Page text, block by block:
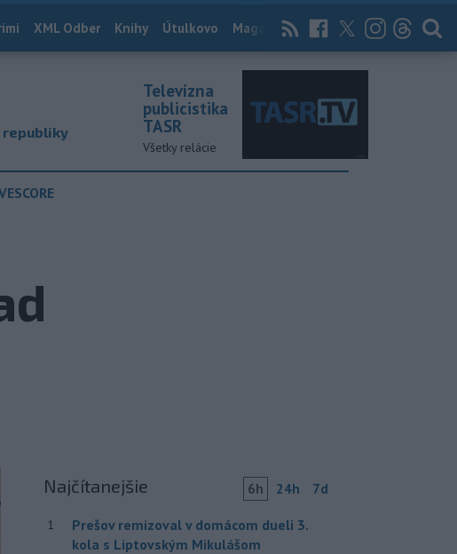
XML Odber Knihy Útulkovo Magazín News Now Archív
republiky
Televízna
publicistika
TASR
Všetky relácie
Najčítanejšie 6h 24h 7d
1
Prešov remizoval v domácom dueli 3.
kola s Liptovským Mikulášom